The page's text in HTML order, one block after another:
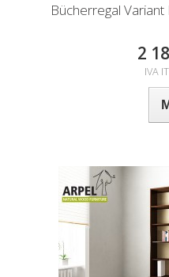
Bücherregal
2
IVA